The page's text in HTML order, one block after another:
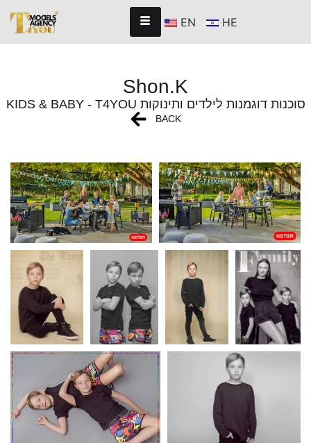
EN HE
Shon.K
KIDS & BABY - T4YOU סוכנות דוגמנות לילדים ותינוקות
BACK